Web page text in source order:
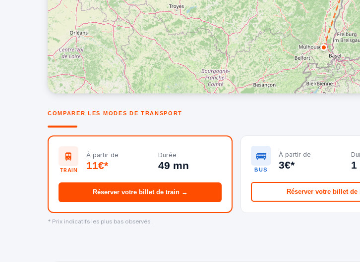
COMPARER LES MODES DE TRANSPORT
🚆
TRAIN
À partir de
11€*
Durée
49 mn
Réserver votre billet de train →
🚌
BUS
À partir de
3€* 1
Réserver votre billet
* Prix indicatifs les plus bas observés.